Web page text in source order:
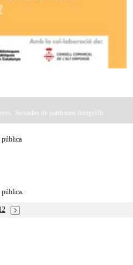
Jornades de patrimoni fotogràfic
pública